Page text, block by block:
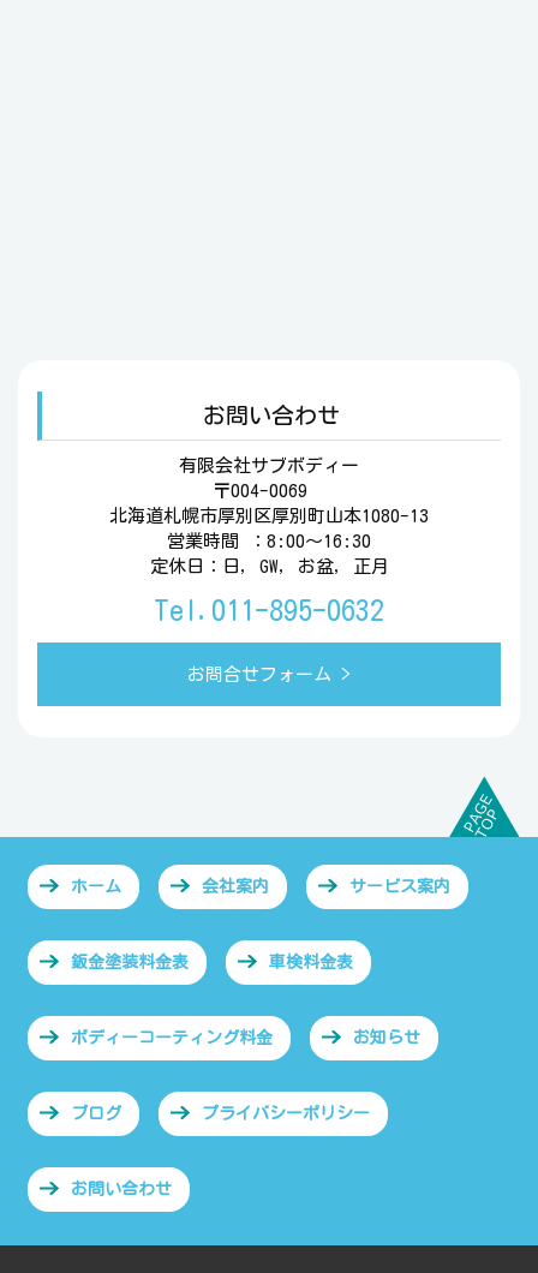
お問い合わせ
有限会社サブボディー
〒004-0069
北海道札幌市厚別区厚別町山本1080-13
営業時間 ：8:00〜16:30
定休日：日, GW, お盆, 正月
Tel.011-895-0632
お問合せフォーム >
ホーム 会社案内 サービス案内
鈑金塗装料金表 車検料金表
ボディーコーティング料金 お知らせ
ブログ プライバシーポリシー
お問い合わせ